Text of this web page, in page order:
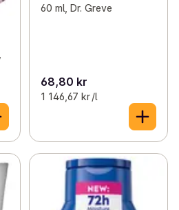
60 ml, Dr. Greve
68,80 kr
1 146,67 kr /l